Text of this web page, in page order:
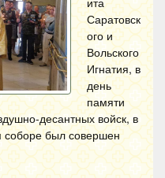
Саратовск
ого и
Вольского
Игнатия, в
день
памяти
десантных войск, в
был совершен